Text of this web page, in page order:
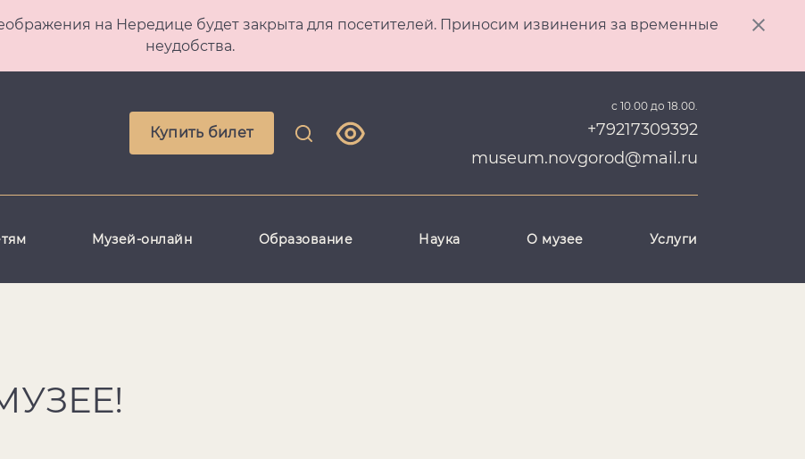
на Нередице будет закрыта для посетителей. Приносим извинения за временные
неудобства.
Купить билет
с 10.00 до 18.00.
+79217309392
museum.novgorod@mail.ru
Музей-онлайн Образование Наука О музее Услуги